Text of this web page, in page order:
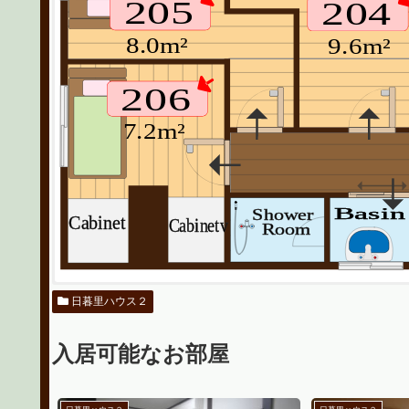
104
7.3m²
103
7.3m²
Basin
Dryer & Washing
Basin
Cabinet Cabinetv
205
8.0m²
206
7.2m²
204
9.6m²
Shower
Room
日暮里ハウス２
入居可能なお部屋